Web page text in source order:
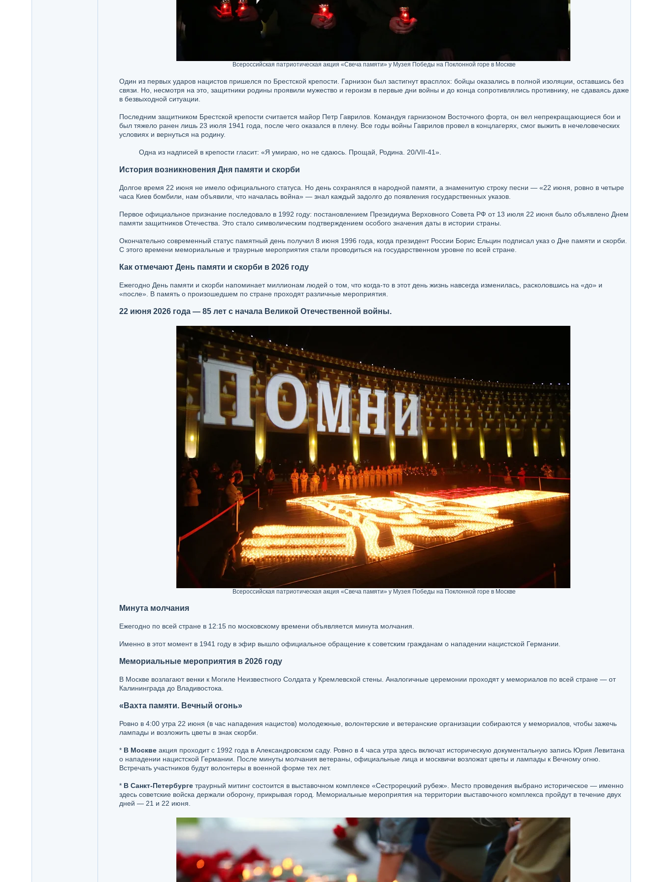
Всероссийская патриотическая акция «Свеча памяти» у Музея Победы на Поклонной горе в Москве
Один из первых ударов нацистов пришелся по Брестской крепости. Гарнизон был застигнут врасплох: бойцы оказались в полной изоляции, оставшись без
связи. Но, несмотря на это, защитники родины проявили мужество и героизм в первые дни войны и до конца сопротивлялись противнику, не сдаваясь даже
в безвыходной ситуации.
Последним защитником Брестской крепости считается майор Петр Гаврилов. Командуя гарнизоном Восточного форта, он вел непрекращающиеся бои и
был тяжело ранен лишь 23 июля 1941 года, после чего оказался в плену. Все годы войны Гаврилов провел в концлагерях, смог выжить в нечеловеческих
условиях и вернуться на родину.
Одна из надписей в крепости гласит: «Я умираю, но не сдаюсь. Прощай, Родина. 20/VII-41».
История возникновения Дня памяти и скорби
Долгое время 22 июня не имело официального статуса. Но день сохранялся в народной памяти, а знаменитую строку песни — «22 июня, ровно в четыре
часа Киев бомбили, нам объявили, что началась война» — знал каждый задолго до появления государственных указов.
Первое официальное признание последовало в 1992 году: постановлением Президиума Верховного Совета РФ от 13 июля 22 июня было объявлено Днем
памяти защитников Отечества. Это стало символическим подтверждением особого значения даты в истории страны.
Окончательно современный статус памятный день получил 8 июня 1996 года, когда президент России Борис Ельцин подписал указ о Дне памяти и скорби.
С этого времени мемориальные и траурные мероприятия стали проводиться на государственном уровне по всей стране.
Как отмечают День памяти и скорби в 2026 году
Ежегодно День памяти и скорби напоминает миллионам людей о том, что когда-то в этот день жизнь навсегда изменилась, расколовшись на «до» и
«после». В память о произошедшем по стране проходят различные мероприятия.
22 июня 2026 года — 85 лет с начала Великой Отечественной войны.
Всероссийская патриотическая акция «Свеча памяти» у Музея Победы на Поклонной горе в Москве
Минута молчания
Ежегодно по всей стране в 12:15 по московскому времени объявляется минута молчания.
Именно в этот момент в 1941 году в эфир вышло официальное обращение к советским гражданам о нападении нацистской Германии.
Мемориальные мероприятия в 2026 году
В Москве возлагают венки к Могиле Неизвестного Солдата у Кремлевской стены. Аналогичные церемонии проходят у мемориалов по всей стране — от
Калининграда до Владивостока.
«Вахта памяти. Вечный огонь»
Ровно в 4:00 утра 22 июня (в час нападения нацистов) молодежные, волонтерские и ветеранские организации собираются у мемориалов, чтобы зажечь
лампады и возложить цветы в знак скорби.
* В Москвеакция проходит с 1992 года в Александровском саду. Ровно в 4 часа утра здесь включат историческую документальную запись Юрия Левитана
о нападении нацистской Германии. После минуты молчания ветераны, официальные лица и москвичи возложат цветы и лампады к Вечному огню.
Встречать участников будут волонтеры в военной форме тех лет.
* В Санкт-Петербургетраурный митинг состоится в выставочном комплексе «Сестрорецкий рубеж». Место проведения выбрано историческое — именно
здесь советские войска держали оборону, прикрывая город. Мемориальные мероприятия на территории выставочного комплекса пройдут в течение двух
дней — 21 и 22 июня.